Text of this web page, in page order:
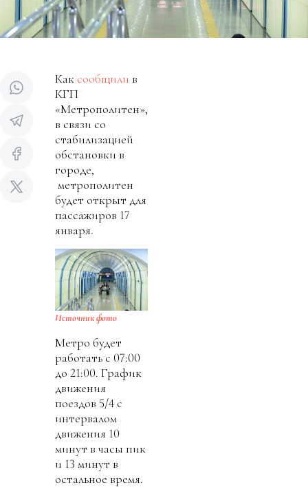
Как сообщили в
КГП
«Метрополитен»,
в связи со
стабилизацией
обстановки в
городе,
метрополитен
будет открыт для
пассажиров 17
января.
Источник фото
Метро будет
работать с 07:00
до 21:00. График
движения
поездов 5/4 с
интервалом
движения 10
минут в часы пик
и 13 минут в
остальное время.